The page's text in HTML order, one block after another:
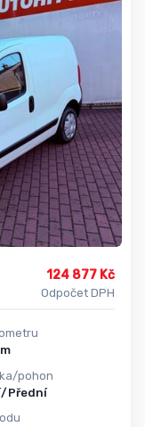
124 877 Kč
Odpočet DPH
km
pohon
Přední